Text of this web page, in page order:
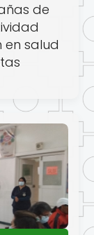
de
salud